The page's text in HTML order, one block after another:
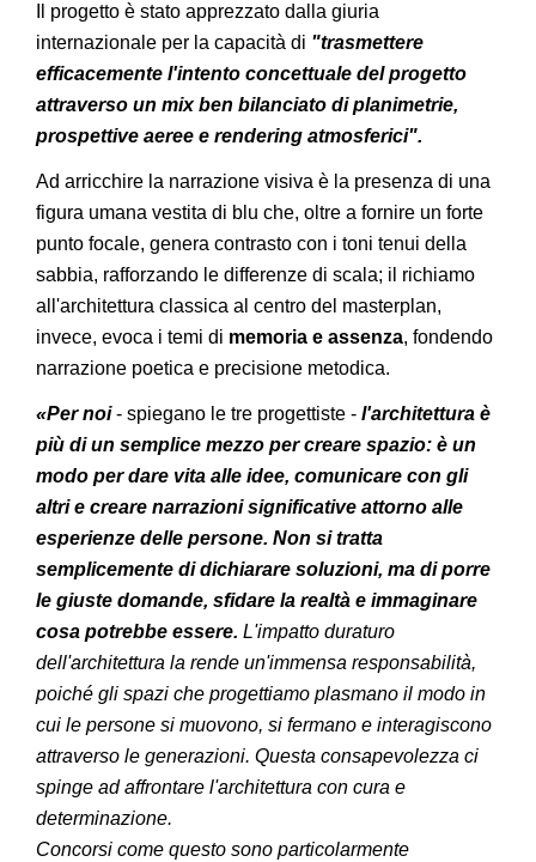
Il progetto è stato apprezzato dalla giuria
internazionale per la capacità di "trasmettere
efficacemente l'intento concettuale del progetto
attraverso un mix ben bilanciato di planimetrie,
prospettive aeree e rendering atmosferici".
Ad arricchire la narrazione visiva è la presenza di una
figura umana vestita di blu che, oltre a fornire un forte
punto focale, genera contrasto con i toni tenui della
sabbia, rafforzando le differenze di scala; il richiamo
all'architettura classica al centro del masterplan,
invece, evoca i temi di memoria e assenza, fondendo
narrazione poetica e precisione metodica.
«Per noi- spiegano le tre progettiste - l'architettura è
più di un semplice mezzo per creare spazio: è un
modo per dare vita alle idee, comunicare con gli
altri e creare narrazioni significative attorno alle
esperienze delle persone. Non si tratta
semplicemente di dichiarare soluzioni, ma di porre
le giuste domande, sfidare la realtà e immaginare
cosa potrebbe essere. L'impatto duraturo
dell'architettura la rende un'immensa responsabilità,
poiché gli spazi che progettiamo plasmano il modo in
cui le persone si muovono, si fermano e interagiscono
attraverso le generazioni. Questa consapevolezza ci
spinge ad affrontare l'architettura con cura e
determinazione.
Concorsi come questo sono particolarmente